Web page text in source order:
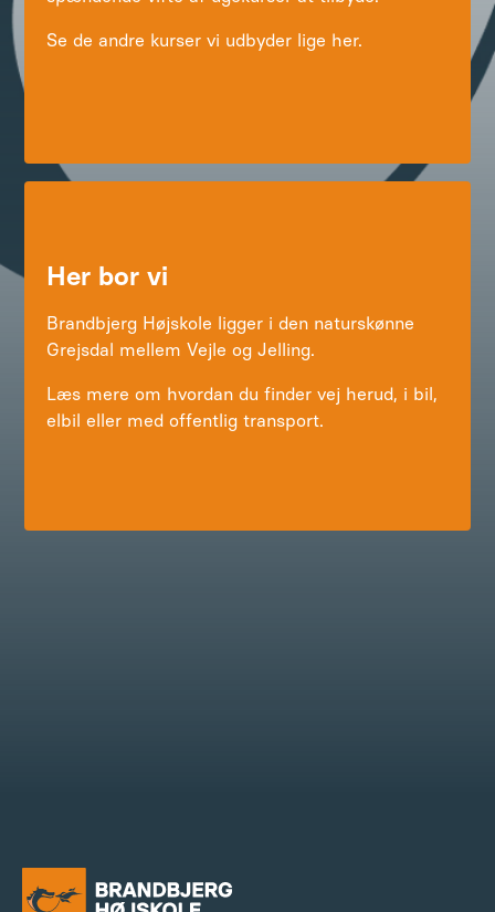
Se de andre kurser vi udbyder lige her.
Her bor vi
Brandbjerg Højskole ligger i den naturskønne
Grejsdal mellem Vejle og Jelling.
Læs mere om hvordan du finder vej herud, i bil,
elbil eller med offentlig transport.